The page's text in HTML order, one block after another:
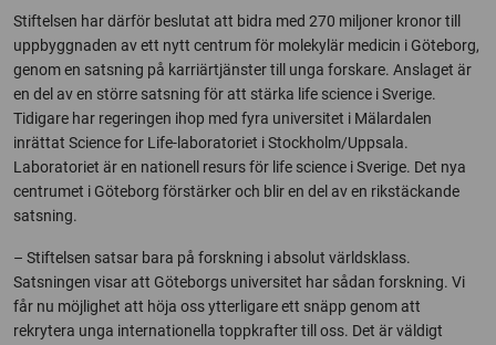
Stiftelsen har därför beslutat att bidra med 270 miljoner kronor till
uppbyggnaden av ett nytt centrum för molekylär medicin i Göteborg,
genom en satsning på karriärtjänster till unga forskare. Anslaget är
en del av en större satsning för att stärka life science i Sverige.
Tidigare har regeringen ihop med fyra universitet i Mälardalen
inrättat Science for Life-laboratoriet i Stockholm/Uppsala.
Laboratoriet är en nationell resurs för life science i Sverige. Det nya
centrumet i Göteborg förstärker och blir en del av en rikstäckande
satsning.
– Stiftelsen satsar bara på forskning i absolut världsklass.
Satsningen visar att Göteborgs universitet har sådan forskning. Vi
får nu möjlighet att höja oss ytterligare ett snäpp genom att
rekrytera unga internationella toppkrafter till oss. Det är väldigt